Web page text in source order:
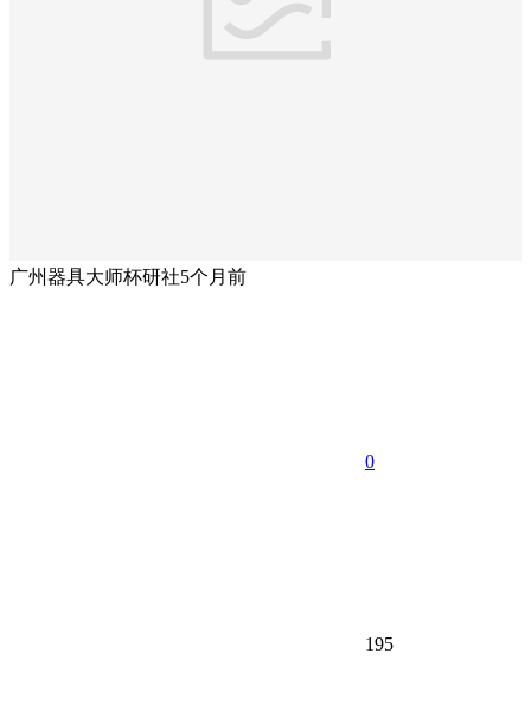
广州器具大师杯研社5个月前
0
195